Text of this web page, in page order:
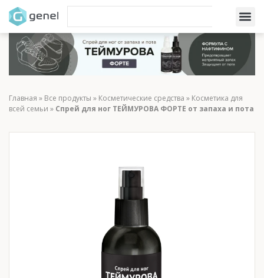
Главная » Все продукты » Косметические средства » Косметика для
всей семьи » Cпрей для ног ТЕЙМУРОВА ФОРТЕ от запаха и пота